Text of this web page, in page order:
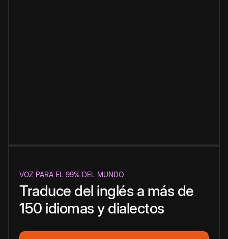
VOZ PARA EL 99% DEL MUNDO
Traduce del inglés a más de
150 idiomas y dialectos